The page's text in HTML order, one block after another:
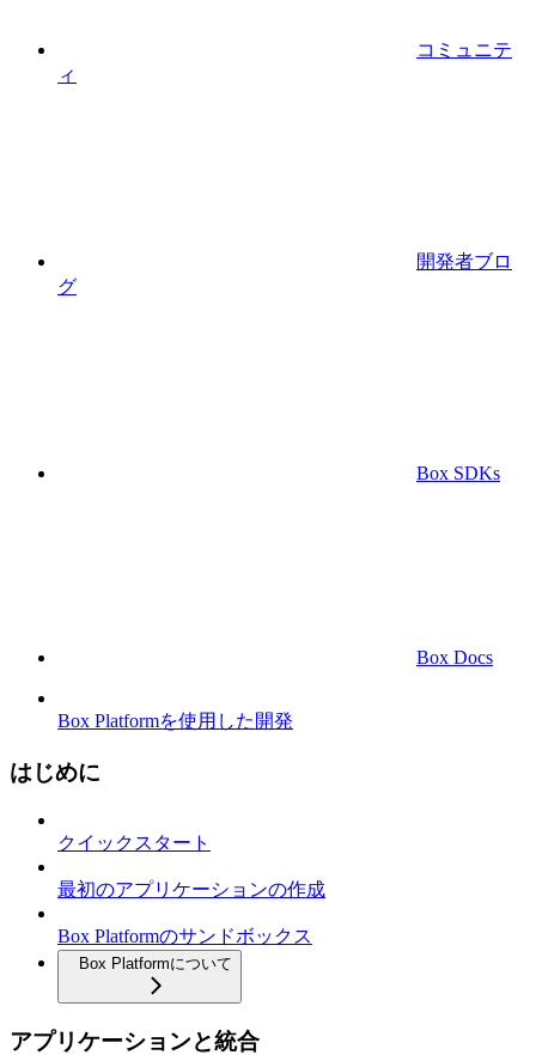
コミュニテ
ィ
開発者ブロ
グ
Box SDKs
Box Docs
Box Platformを使用した開発
はじめに
クイックスタート
最初のアプリケーションの作成
Box Platformのサンドボックス
Box Platformについて
アプリケーションと統合